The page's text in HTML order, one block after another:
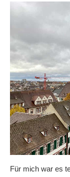
Für mich war es